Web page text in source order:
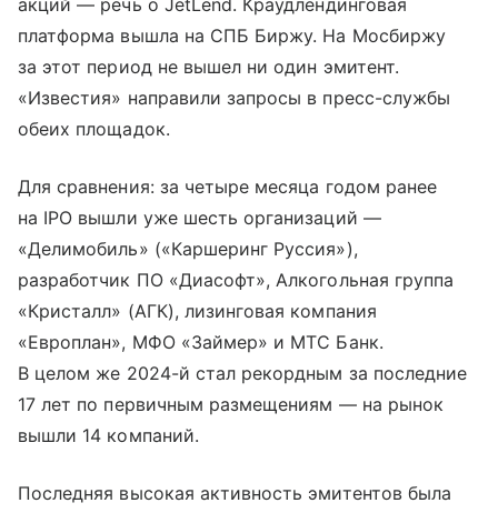
платформа вышла на СПБ Биржу. На Мосбиржу
за этот период не вышел ни один эмитент.
«Известия» направили запросы в пресс-службы
обеих площадок.
Для сравнения: за четыре месяца годом ранее
на IPO вышли уже шесть организаций —
«Делимобиль» («Каршеринг Руссия»),
разработчик ПО «Диасофт», Алкогольная группа
«Кристалл» (АГК), лизинговая компания
«Европлан», МФО «Займер» и МТС Банк.
В целом же 2024-й стал рекордным за последние
17 лет по первичным размещениям — на рынок
вышли 14 компаний.
Последняя высокая активность эмитентов была